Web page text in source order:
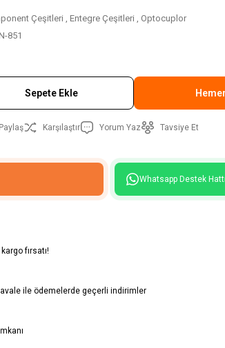
Çeşitleri , Entegre Çeşitleri , Optocuplor
851
Sepete Ekle
Karşılaştır Yorum Yaz Tavsiye Et
Whatsapp Destek Hattı
fırsatı!
ile ödemelerde geçerli indirimler